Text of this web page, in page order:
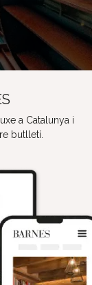
a Catalunya i
butlletí.